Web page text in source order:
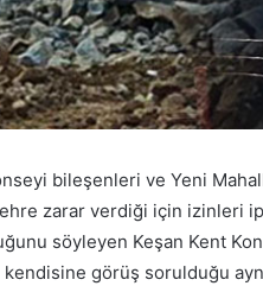
bileşenleri ve Yeni
zarar verdiği için izinleri
söyleyen Keşan Kent
görüş sorulduğu